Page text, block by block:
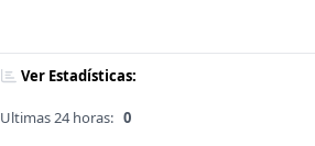
Ver Estadísticas:
Ultimas 24 horas: 0